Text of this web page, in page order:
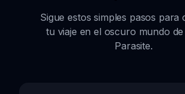
Sigue estos simples pasos para
tu viaje en el oscuro mundo
Parasite.